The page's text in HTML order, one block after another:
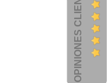
OPINIONES CLIENTES